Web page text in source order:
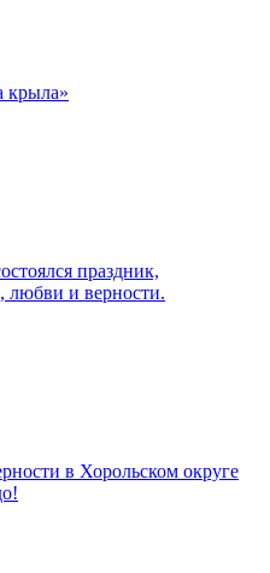
крыла»
праздник,
и верности.
в Хорольском округе